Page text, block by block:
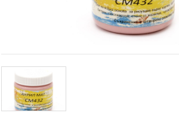
да
показваме
по-
релевантно
съдържание
и реклами,
включително